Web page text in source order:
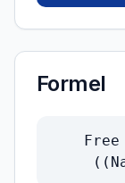
Formel